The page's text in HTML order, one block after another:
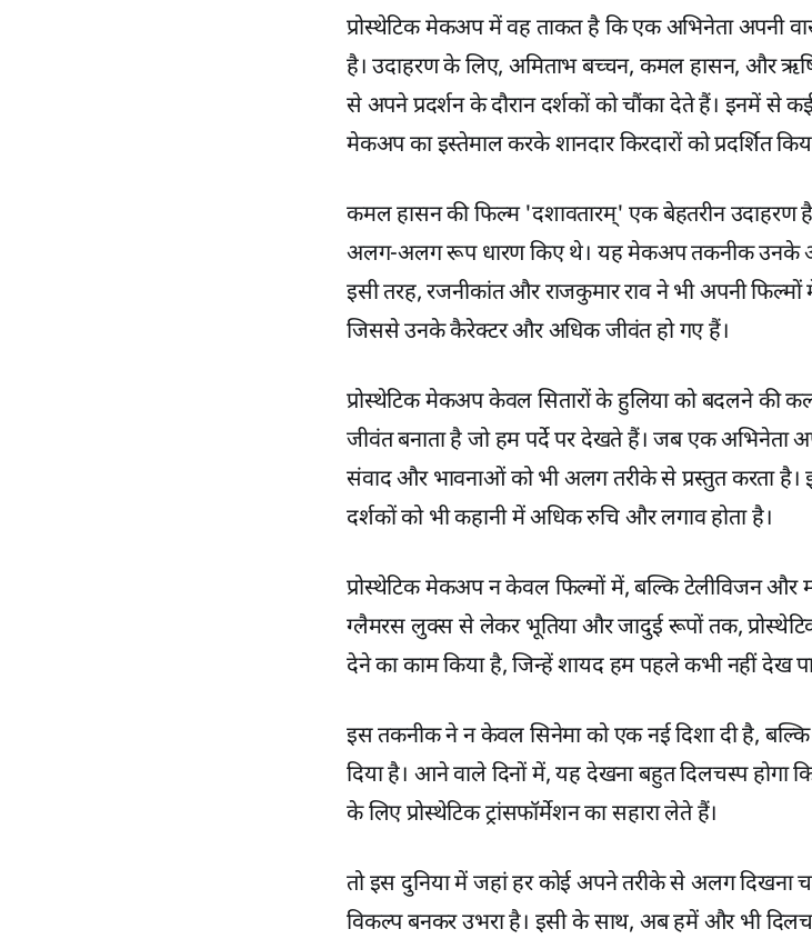
प्रोस्थेटिक मेकअप में वह ताकत है कि एक अभिनेता अपनी
है। उदाहरण के लिए, अमिताभ बच्चन, कमल हासन, और
से अपने प्रदर्शन के दौरान दर्शकों को चौंका देते हैं। इनमें से
मेकअप का इस्तेमाल करके शानदार किरदारों को प्रदर्शित
कमल हासन की फिल्म 'दशावतारम्' एक बेहतरीन उदाहरण
अलग-अलग रूप धारण किए थे। यह मेकअप तकनीक उनके
इसी तरह, रजनीकांत और राजकुमार राव ने भी अपनी
जिससे उनके कैरेक्टर और अधिक जीवंत हो गए हैं।
प्रोस्थेटिक मेकअप केवल सितारों के हुलिया को बदलने की
जीवंत बनाता है जो हम पर्दे पर देखते हैं। जब एक
संवाद और भावनाओं को भी अलग तरीके से प्रस्तुत करता है।
दर्शकों को भी कहानी में अधिक रुचि और लगाव होता है।
प्रोस्थेटिक मेकअप न केवल फिल्मों में, बल्कि टेलीविजन और
ग्लैमरस लुक्स से लेकर भूतिया और जादुई रूपों तक,
देने का काम किया है, जिन्हें शायद हम पहले कभी नहीं देख
इस तकनीक ने न केवल सिनेमा को एक नई दिशा दी है,
दिया है। आने वाले दिनों में, यह देखना बहुत दिलचस्प
के लिए प्रोस्थेटिक ट्रांसफॉर्मेशन का सहारा लेते हैं।
तो इस दुनिया में जहां हर कोई अपने तरीके से अलग दिखना
विकल्प बनकर उभरा है। इसी के साथ, अब हमें और भी